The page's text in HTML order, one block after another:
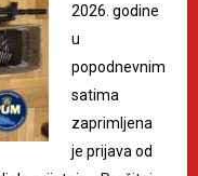
2026. godine
u
popodnevnim
satima
zaprimljena
je prijava od